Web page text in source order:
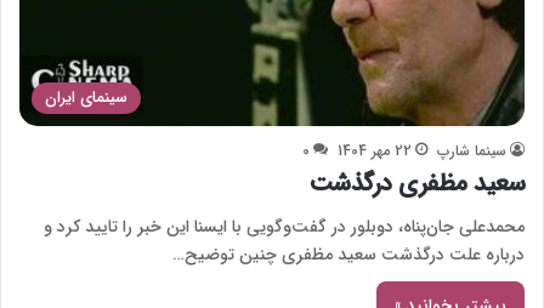
سینمای ایران
سینما شارپ 22 مهر 1404 0
سعید مظفری درگذشت
محمدعلی جان‌پناه، دوبلور در گفت‌وگویی با ایسنا این خبر را تایید کرد و
درباره علت درگذشت سعید مظفری چنین توضیح…